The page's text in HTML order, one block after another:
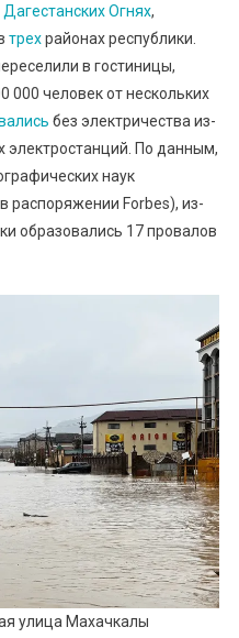
Дагестанских Огнях,
трехрайонах республики.
в гостиницы,
000 человек от нескольких
без электричества из-
электростанций. По данным,
наук
Forbes), из-
образовались 17 провалов
улица Махачкалы